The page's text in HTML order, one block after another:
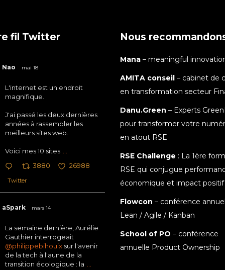
fil Twitter
Nao mai 18
L'internet est un endroit
magnifique.
J'ai passé les deux dernières
années à rassembler les
meilleurs sites web.
Voici mes 10 sites
3880 26988
Twitter
aSpark mars 14
La semaine dernière, Aurélie
Gauthier interrogeait
@philippebihouixsur l'avenir
de la tech à l'aune de la
transition écologique : la ...
Nous
Mana – meaningful
AMITA conseil – cabinet de
en transformation secteur
Danu.Green – Experts
pour transformer votre
en atout RSE
RSE Challenge : La 1ère
RSE qui conjugue
économique et impact positif
Flowcon – conférence
Lean / Agile / Kanban
School of PO – conférence
annuelle Product Ownership